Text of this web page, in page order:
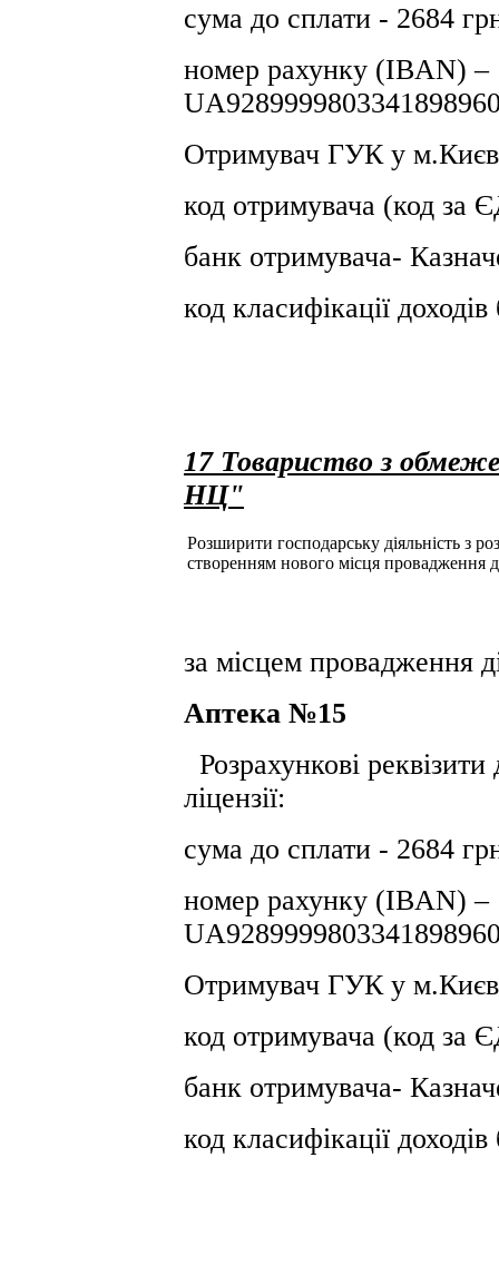
сума до сплати - 2684
номер рахунку (IBAN) –
Отримувач ГУК у
код отримувача (код
банк отримувача-
код класифікації
17 Товариство з
НЦ"
Розширити господарську діяльність з
створенням нового місця провадження
за місцем провадження
Аптека №15
Розрахункові
ліцензії:
сума до сплати - 2684
номер рахунку (IBAN) –
Отримувач ГУК у
код отримувача (код
банк отримувача-
код класифікації